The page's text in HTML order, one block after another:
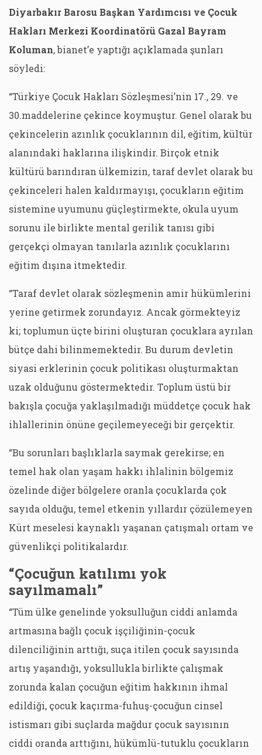
Diyarbakır Barosu Başkan Yardımcısı ve Çocuk
Hakları Merkezi Koordinatörü Gazal Bayram
Koluman, bianet’e yaptığı açıklamada şunları
söyledi:
“Türkiye Çocuk Hakları Sözleşmesi’nin 17., 29. ve
30.maddelerine çekince koymuştur. Genel olarak bu
çekincelerin azınlık çocuklarının dil, eğitim, kültür
alanındaki haklarına ilişkindir. Birçok etnik
kültürü barındıran ülkemizin, taraf devlet olarak bu
çekinceleri halen kaldırmayışı, çocukların eğitim
sistemine uyumunu güçleştirmekte, okula uyum
sorunu ile birlikte mental gerilik tanısı gibi
gerçekçi olmayan tanılarla azınlık çocuklarını
eğitim dışına itmektedir.
“Taraf devlet olarak sözleşmenin amir hükümlerini
yerine getirmek zorundayız. Ancak görmekteyiz
ki; toplumun üçte birini oluşturan çocuklara ayrılan
bütçe dahi bilinmemektedir. Bu durum devletin
siyasi erklerinin çocuk politikası oluşturmaktan
uzak olduğunu göstermektedir. Toplum üstü bir
bakışla çocuğa yaklaşılmadığı müddetçe çocuk hak
ihlallerinin önüne geçilemeyeceği bir gerçektir.
“Bu sorunları başlıklarla saymak gerekirse; en
temel hak olan yaşam hakkı ihlalinin bölgemiz
özelinde diğer bölgelere oranla çocuklarda çok
sayıda olduğu, temel etkenin yıllardır çözülemeyen
Kürt meselesi kaynaklı yaşanan çatışmalı ortam ve
güvenlikçi politikalardır.
“Çocuğun katılımı yok
sayılmamalı”
“Tüm ülke genelinde yoksulluğun ciddi anlamda
artmasına bağlı çocuk işçiliğinin-çocuk
dilenciliğinin arttığı, suça itilen çocuk sayısında
artış yaşandığı, yoksullukla birlikte çalışmak
zorunda kalan çocuğun eğitim hakkının ihmal
edildiği, çocuk kaçırma-fuhuş-çocuğun cinsel
istismarı gibi suçlarda mağdur çocuk sayısının
ciddi oranda arttığını, hükümlü-tutuklu çocukların